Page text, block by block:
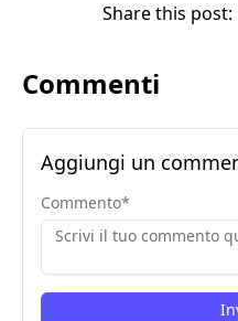
Share this post:
Commenti
Aggiungi un
Commento*